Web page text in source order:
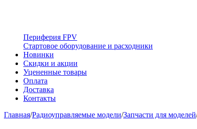
Периферия FPV
Стартовое оборудование и расходники
Новинки
Скидки и акции
Уцененные товары
Оплата
Доставка
Контакты
Главная/Радиоуправляемые модели/Запчасти для моделей